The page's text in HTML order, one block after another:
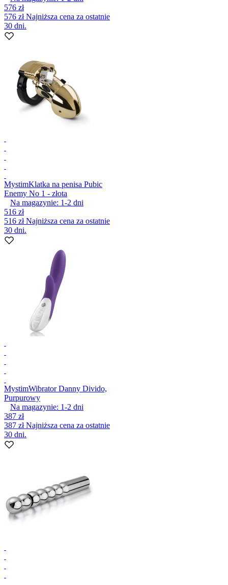
576 zł
576 złNajniższa cena za ostatnie
30 dni.
MystimKlatka na penisa Pubic
Enemy No 1 - złota
Na magazynie: 1-2 dni
516 zł
516 złNajniższa cena za ostatnie
30 dni.
MystimWibrator Danny Divido,
Purpurowy
Na magazynie: 1-2 dni
387 zł
387 złNajniższa cena za ostatnie
30 dni.